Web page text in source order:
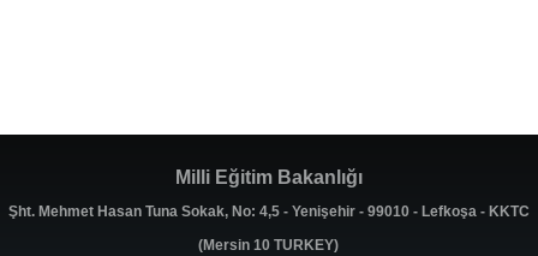
Milli Eğitim Bakanlığı
Şht. Mehmet Hasan Tuna Sokak, No: 4,5 - Yenişehir - 99010 - Lefkoşa - KKTC
(Mersin 10 TURKEY)